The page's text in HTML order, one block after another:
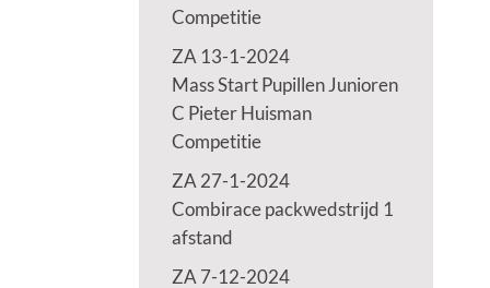
Competitie
ZA 13-1-2024
Mass Start Pupillen Junioren
C Pieter Huisman
Competitie
ZA 27-1-2024
Combirace packwedstrijd 1
afstand
ZA 7-12-2024